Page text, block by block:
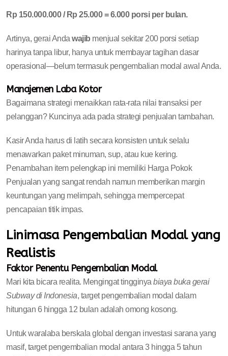
Rp 150.000.000 / Rp 25.000 = 6.000 porsi per bulan.
Artinya, gerai Anda wajib menjual sekitar 200 porsi setiap
harinya tanpa libur, hanya untuk membayar tagihan dasar
operasional—belum termasuk pengembalian modal awal Anda.
Manajemen Laba Kotor
Bagaimana strategi menaikkan rata-rata nilai transaksi per
pelanggan? Kuncinya ada pada strategi penjualan tambahan.
Kasir Anda harus di latih secara konsisten untuk selalu
menawarkan paket minuman, sup, atau kue kering.
Penambahan item pelengkap ini memiliki Harga Pokok
Penjualan yang sangat rendah namun memberikan margin
keuntungan yang melimpah, sehingga mempercepat
pencapaian titik impas.
Linimasa Pengembalian Modal yang
Realistis
Faktor Penentu Pengembalian Modal
Mari kita bicara realita. Mengingat tingginya biaya buka gerai
Subway di Indonesia, target pengembalian modal dalam
hitungan 6 hingga 12 bulan adalah omong kosong.
Untuk waralaba berskala global dengan investasi sarana yang
masif, target pengembalian modal antara 3 hingga 5 tahun